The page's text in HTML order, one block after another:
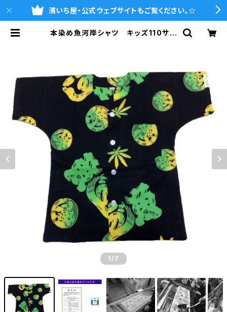
濱いち屋・公式ウェブサイトもご覧ください。☆
本染め魚河岸シャツ キッズ110サイ
ャツ てぬぐいシャツ 濱いちシャ
ツ 焼津 浜通り 港町 | 魚河岸シ
ャツの濱いち屋・通販サイト
1 /7